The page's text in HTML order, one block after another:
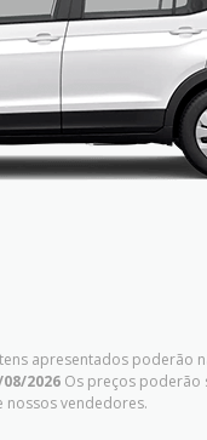
apresentados poderão
2026 Os preços poderão
nossos vendedores.